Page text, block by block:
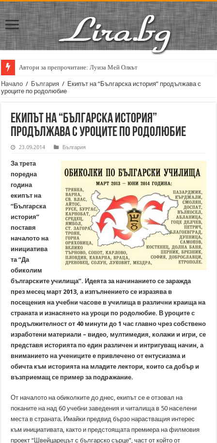
Автори за препрочитане: Луиза Мей Олкът
Начало / България / Екипът на “Българска история” продължава с
уроците по родолюбие
Екипът на “Българска история”
продължава с уроците по родолюбие
23.09.2014 България
За трета
поредна
година
екипът на
“Българска
история”
поставя
началото на
инициатива
та “Да
обиколим
българските училища”. Идеята за начинанието се заражда
през месец март 2013, а изпълнението се изразява в
посещения на учебни часове в училища в различни краища на
страната и изнасянето на уроци по родолюбие. В уроците с
продължителност от 40 минути до 1 час главно чрез собствено
изработени материали – видео, мултимедия, колажи и игри, се
представя историята по един различен и интригуващ начин, а
вниманието на учениците е привлечено от ентусиазма и
обичта към историята на младите лектори, които са добър и
възприемащ се пример за подрaжание.
От началото на обиколките до днес, екипът се е отзовал на
поканите на над 60 учебни заведения и читалища в 50 населени
места в страната. Имайки предвид бързо нарастващия интерес
към инициативата, както и предстоящата премиера на филмовия
проект “Швейцарецът с българско сърце”, част от който от